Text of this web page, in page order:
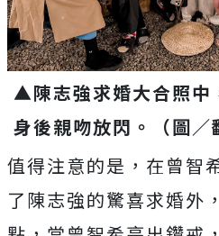
▲陳志強求婚大合照
身後親吻放閃。（圖／
值得注意的是，在曾智
了陳志強的驚喜求婚外